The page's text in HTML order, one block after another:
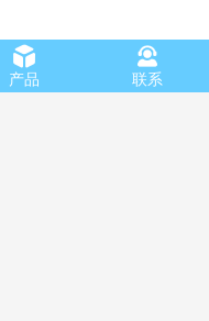
产品 联系